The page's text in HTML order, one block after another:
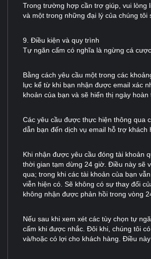
Trong trường hợp cần trợ giúp, vui lòng
và một trong những đại lý của chúng
9. Điều kiện và quy trình
Tự ngăn cấm có nghĩa là ngừng cá
Bằng cách yêu cầu một trong các
lực kể từ khi bạn nhận được email xác
khoản của bạn và sẽ hiển thị ngày
Các yêu cầu được thực hiện thông qua
dẫn bạn đến dịch vụ email hỗ trợ khách
Khi nhận được yêu cầu đóng tài khoản
thời gian tạm dừng 24 giờ. Điều này sẽ
qua; trong khi các tài khoản của bạn
viễn hiện có. Sẽ không có sự thay đổi
không nhận được phản hồi trong vòng
Nếu sau khi xem xét các tùy chọn tự
cấm khi được nhắc. Đôi khi, chúng tôi
và/hoặc có lợi cho khách hàng. Điều